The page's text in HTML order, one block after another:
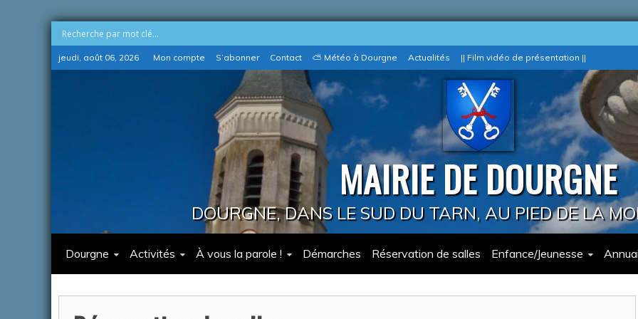
Skip
to
jeudi, août 06, 2026 Mon compte S’abonner Contact ⛅ Météo à Dourgne Actualités || Film vidéo de présentation ||
MAIRIE DE DOURGNE
DOURGNE, DANS LE SUD DU TARN, AU PIED DE LA
Dourgne Activités À vous la parole ! Démarches Réservation de salles Enfance/Jeunesse